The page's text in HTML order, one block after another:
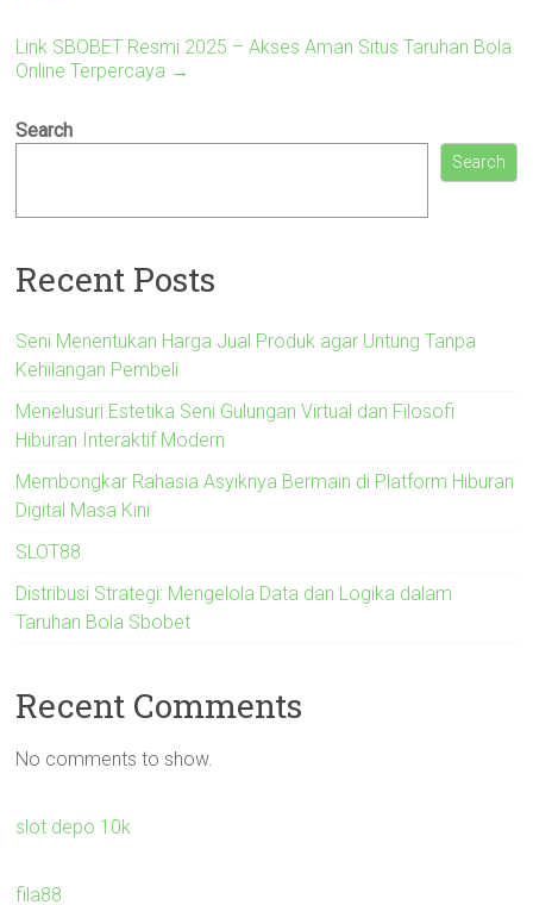
Link SBOBET Resmi 2025 – Akses Aman Situs Taruhan Bola
Online Terpercaya →
Search
Search
Recent Posts
Seni Menentukan Harga Jual Produk agar Untung Tanpa
Kehilangan Pembeli
Menelusuri Estetika Seni Gulungan Virtual dan Filosofi
Hiburan Interaktif Modern
Membongkar Rahasia Asyiknya Bermain di Platform Hiburan
Digital Masa Kini
SLOT88
Distribusi Strategi: Mengelola Data dan Logika dalam
Taruhan Bola Sbobet
Recent Comments
No comments to show.
slot depo 10k
fila88